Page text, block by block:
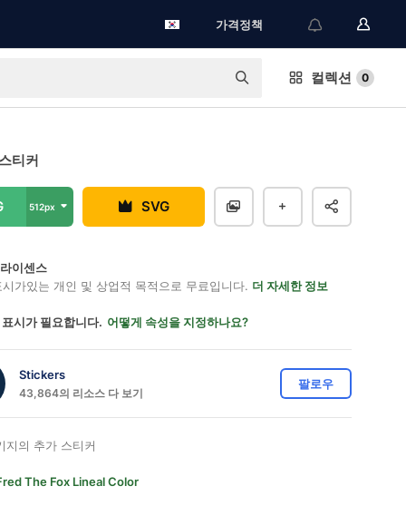
가격정책
컬렉션 0
티커
512px SVG
이센스
가있는 개인 및 상업적 목적으로 무료입니다. 더 자세한 정보
시가 필요합니다. 어떻게 속성을 지정하나요?
Stickers
43,864의 리소스 다 보기
팔로우
지의 추가 스티커
The Fox Lineal Color